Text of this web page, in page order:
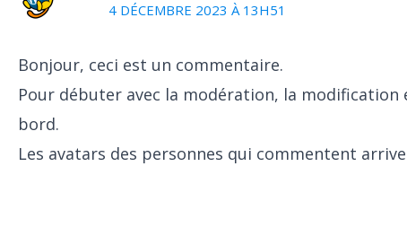
4 DÉCEMBRE 2023 À 13H51
Bonjour, ceci est un commentaire.
Pour débuter avec la modération, la modification
bord.
Les avatars des personnes qui commentent